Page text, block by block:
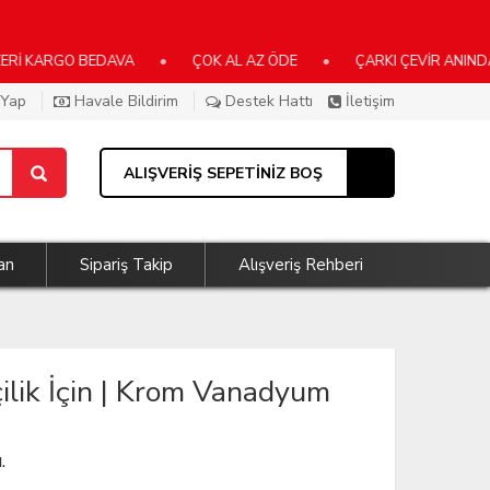
BEDAVA • ÇOK AL AZ ÖDE • ÇARKI ÇEVİR ANINDA KAZAN
Havale Bildirim Destek Hattı İletişim
ALIŞVERİŞ SEPETİNİZ BOŞ
Sipariş Takip Alışveriş Rehberi
İçin | Krom Vanadyum